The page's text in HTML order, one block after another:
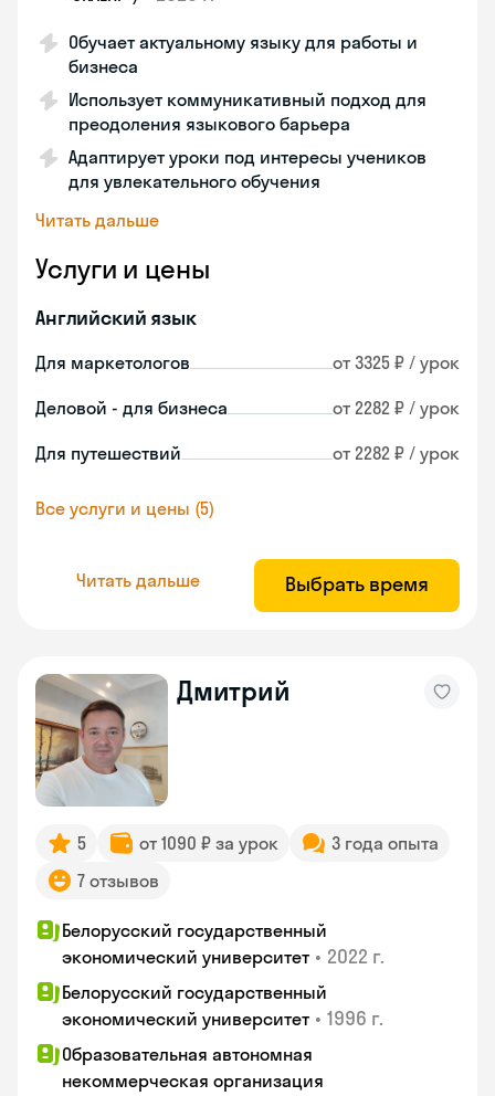
Обучает актуальному языку для работы и
бизнеса
Использует коммуникативный подход для
преодоления языкового барьера
Адаптирует уроки под интересы учеников
для увлекательного обучения
Читать дальше
Услуги и цены
Английский язык
Для маркетологов от 3325 ₽ / урок
Деловой - для бизнеса от 2282 ₽ / урок
Для путешествий от 2282 ₽ / урок
Все услуги и цены (5)
Читать дальше Выбрать время
Дмитрий
5 от 1090 ₽ за урок
3 года опыта
7 отзывов
Белорусский государственный
экономический университет • 2022 г.
Белорусский государственный
экономический университет • 1996 г.
Образовательная автономная
некоммерческая организация